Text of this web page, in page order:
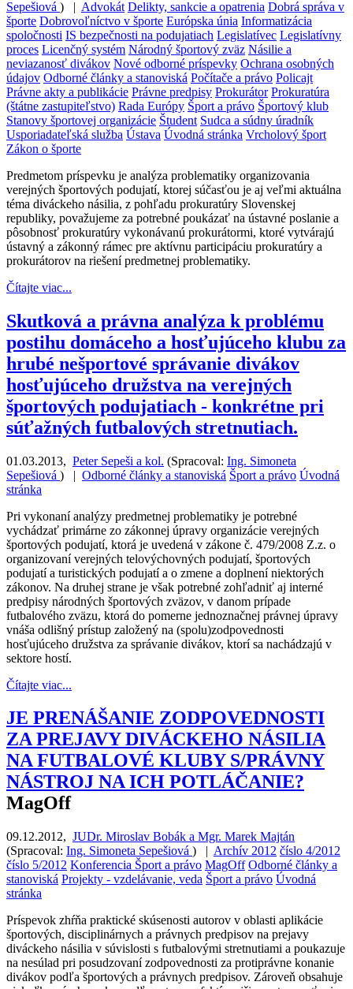
Sepešiová ) | Advokát Delikty, sankcie a opatrenia Dobrá správa v
športe Dobrovoľníctvo v športe Európska únia Informatizácia
spoločnosti IS bezpečnosti na podujatiach Legislatívec Legislatívny
proces Licenčný systém Národný športový zväz Násilie a
neviazanosť divákov Nové odborné príspevky Ochrana osobných
údajov Odborné články a stanoviská Počítače a právo Policajt
Právne akty a publikácie Právne predpisy Prokurátor Prokuratúra
(štátne zastupiteľstvo) Rada Európy Šport a právo Športový klub
Stanovy športovej organizácie Študent Sudca a súdny úradník
Usporiadateľská služba Ústava Úvodná stránka Vrcholový šport
Zákon o športe
Predmetom príspevku je analýza problematiky organizovania
verejných športových podujatí, ktorej súčasťou je aj veľmi aktuálna
téma diváckeho násilia, z pohľadu prokuratúry Slovenskej
republiky, považujeme za potrebné poukázať na ústavné poslanie a
pôsobnosť prokuratúry vykonávanú prokurátormi, ktoré vytvárajú
ústavný a zákonný rámec pre aktívnu participáciu prokuratúry a
prokurátorov na riešení predmetnej problematiky.
Čítajte viac...
Skutková a právna analýza k problému
postihu domáceho a hosťujúceho klubu za
hrubé nešportové správanie divákov
hosťujúceho družstva na verejných
športových podujatiach - konkrétne pri
súťažných futbalových stretnutiach.
01.03.2013, Peter Sepeši a kol. (Spracoval: Ing. Simoneta
Sepešiová ) | Odborné články a stanoviská Šport a právo Úvodná
stránka
Pri vykonaní analýzy predmetnej problematiky je potrebné
vychádzať primárne zo zákonnej úpravy organizácie verejných
športových podujatí, ktorá je uvedená v zákone č. 479/2008 Z.z. o
organizovaní verejných telovýchovných podujatí, športových
podujatí a turistických podujatí a o zmene a doplnení niektorých
zákonov. Na druhej strane je však potrebné zohľadniť aj interné
predpisy národných športových zväzov, v danom prípade
futbalového zväzu, ktorá do pomerne jednoznačnej právnej úpravy
vnáša odlišný prístup založený na (spolu)zodpovednosti
hosťujúceho družstva za správanie divákov, ktorí sa nachádzajú v
sektore hostí.
Čítajte viac...
JE PRENÁŠANIE ZODPOVEDNOSTI
ZA PREJAVY DIVÁCKEHO NÁSILIA
NA FUTBALOVÉ KLUBY S/PRÁVNY
NÁSTROJ NA ICH POTLÁČANIE?
MagOff
09.12.2012, JUDr. Miroslav Bobák a Mgr. Marek Majtán
(Spracoval: Ing. Simoneta Sepešiová ) | Archív 2012 číslo 4/2012
číslo 5/2012 Konferencia Šport a právo MagOff Odborné články a
stanoviská Projekty - vzdelávanie, veda Šport a právo Úvodná
stránka
Príspevok zhŕňa praktické skúsenosti autorov v oblasti aplikácie
športových, disciplinárnych a právnych predpisov na prejavy
diváckeho násilia v súvislosti s futbalovými stretnutiami a poukazuje
na nesúlad pri posudzovaní zodpovednosti za protiprávne konanie
divákov podľa športových a právnych predpisov. Zároveň obsahuje